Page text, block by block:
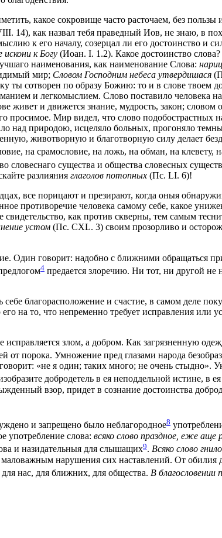
какое сокровище часто расточаем, без пользы
14), как назвал тебя праведный Иов, не знаю, в
к его началу, созерцал ли его достоинство и
к Богу (Иоан. I. 1.2). Какое достоинство
наименования, как наименование Слова:
мир; Словом Господним небеса утвердишася
ты сотворен по образу Божию: то и в слове твоем
и легкомыслием. Слово поставило человека
и движется знание, мудрость, закон; словом
просимое. Мир видел, что слово подобострастных
над природою, исцеляло больных, прогоняло
животворную и благотворную силу делает
на срамословие, на ложь, на обман, на клевету,
существа и общества словесных
разлияния глаголов потопных (Пс. LI. 6)!
все порицают и презирают, когда оныя
противоречие человека самому себе, какое
как против скверны, тем самым
устом (Пс. CXL. 3) своим прозорливо и
Один говорит: надобно с ближними обращаться
4 предается злоречию. Ни тот, ни другой не
благорасположение и счастие, в самом деле
на то, что непременно требует исправления или
злом, а добром. Как загрязненную
порока. Умножение пред глазами народа
«не я один; таких много; не очень стыдно».
добродетель в ея неподдельной истине, в
взор, придет в сознание достоинства
и запрещено было неблагородное8
употребление слова: всяко слово праздное, еже аще
и назидательныя для слышащих9. Всяко слово
нарушения сих наставлений. От обилия
нас, для ближних, для общества. В